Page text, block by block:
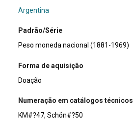
Argentina
Padrão/Série
Peso moneda nacional (1881-1969)
Forma de aquisição
Doação
Numeração em catálogos técnicos
KM#?47, Schön#?50